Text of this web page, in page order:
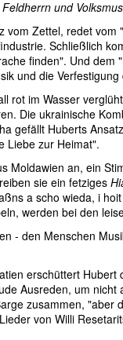
Feldherrn und
Zettel, redet
Schließlich
finden". Und
und die
rot im Wasser
Die ukrainische
gefällt Huberts
Liebe zur Heimat".
Moldawien an, ein
sie ein fetziges
a scho wieda, i
werden bei den
- den Menschen
erschüttert
Ausreden, um
zusammen, "aber
von Willi